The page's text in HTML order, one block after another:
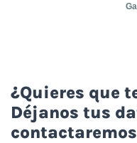
¿Quieres que
Déjanos tus
contactaremos